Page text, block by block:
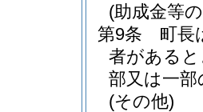
(助成金等
第9条
町長
者がある
部又は一
(その他)